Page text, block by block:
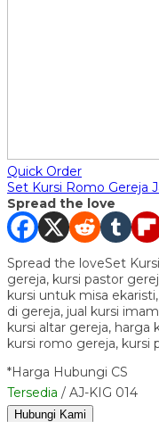
Quick Order
Set Kursi Romo Gereja
Spread the love
Spread the loveSet
gereja, kursi pastor
kursi untuk misa
di gereja, jual kursi
kursi altar gereja, harga
kursi romo gereja, kursi
*Harga Hubungi CS
Tersedia / AJ-KIG 014
Hubungi Kami